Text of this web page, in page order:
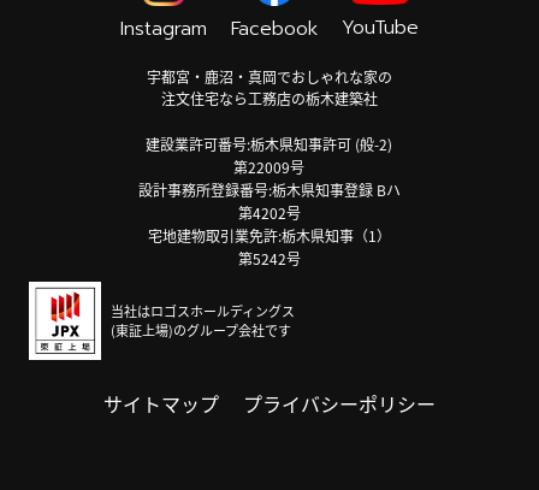
Instagram Facebook YouTube
宇都宮・鹿沼・真岡でおしゃれな家の
注文住宅なら工務店の栃木建築社
建設業許可番号:栃木県知事許可 (般-2)
第22009号
設計事務所登録番号:栃木県知事登録 Bハ
第4202号
宅地建物取引業免許:栃木県知事（1）
第5242号
当社はロゴスホールディングス
(東証上場)のグループ会社です
サイトマップ プライバシーポリシー